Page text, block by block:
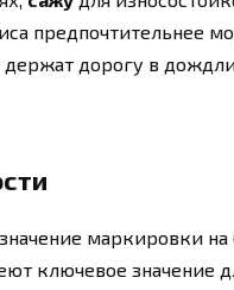
предпочтительнее
дорогу в
маркировки
ключевое значение